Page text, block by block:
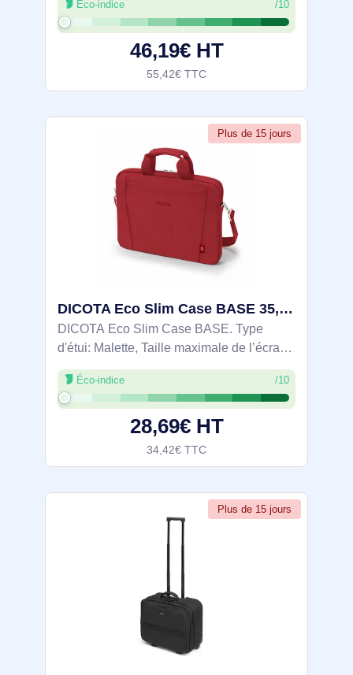
1, Portable à là main, Sangle épaule.
Poids: 830 g. Coloration de surface:
Éco-indice /10
46,19€ HT
55,42€ TTC
Plus de 15 jours
DICOTA Eco Slim Case BASE 35,8 cm (14.1") Malette Rouge - D31306-RPET
DICOTA Eco Slim Case BASE. Type
d'étui: Malette, Taille maximale de l’écran:
35,8 cm (14.1"), Portable à là main,
Sangle épaule. Poids: 350 g. Coloration
de surface: Monochromatique
Éco-indice /10
28,69€ HT
34,42€ TTC
Plus de 15 jours